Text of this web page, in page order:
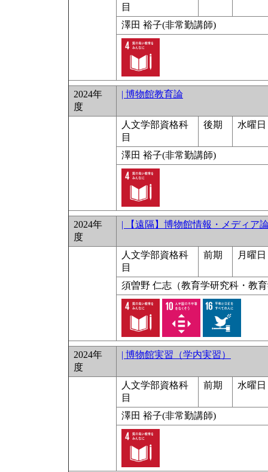
目
澤田 裕子(非常勤講師)
2024年
度
| 博物館教育論
人文学部資格科
目
後期 水曜日
澤田 裕子(非常勤講師)
2024年
度
| 【遠隔】博物館情報・メディア
人文学部資格科
目
前期 月曜
須曽野 仁志（教育学研究科・教
2024年
度
| 博物館実習（学内実習）
人文学部資格科
目
前期 水曜日
澤田 裕子(非常勤講師)